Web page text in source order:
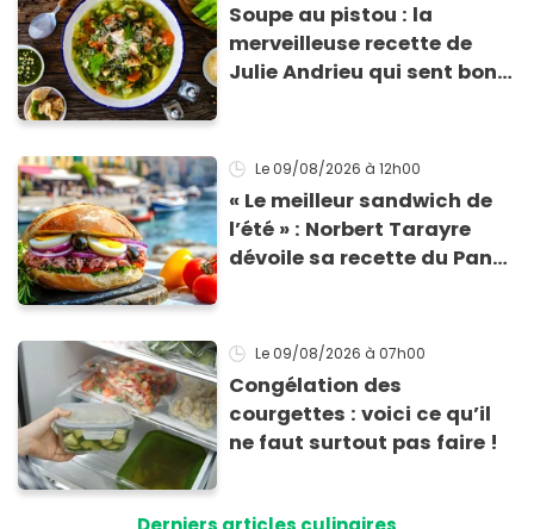
Soupe au pistou : la
merveilleuse recette de
Julie Andrieu qui sent bon
Le 09/08/2026 à 12h00
« Le meilleur sandwich de
l’été » : Norbert Tarayre
dévoile sa recette du Pan
Le 09/08/2026 à 07h00
Congélation des
courgettes : voici ce qu’il
ne faut surtout pas faire !